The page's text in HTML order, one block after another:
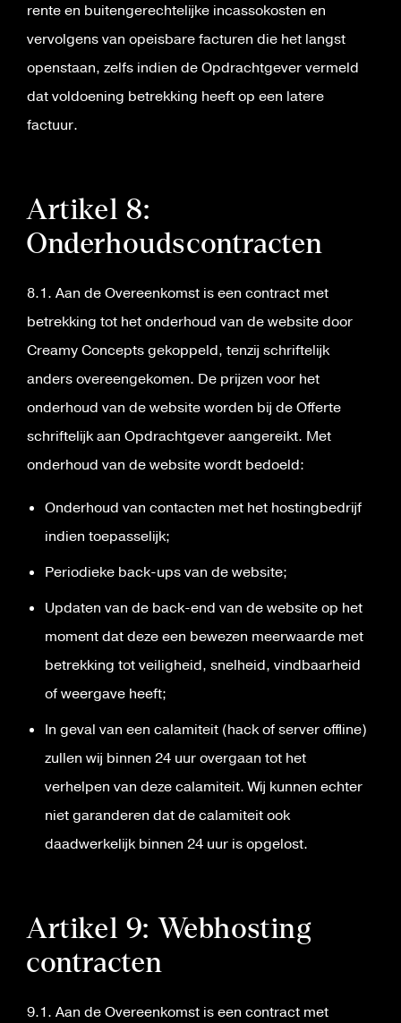
rente en buitengerechtelijke incassokosten en
vervolgens van opeisbare facturen die het langst
openstaan, zelfs indien de Opdrachtgever vermeld
dat voldoening betrekking heeft op een latere
factuur.
Artikel 8:
Onderhoudscontracten
8.1. Aan de Overeenkomst is een contract met
betrekking tot het onderhoud van de website door
Creamy Concepts gekoppeld, tenzij schriftelijk
anders overeengekomen. De prijzen voor het
onderhoud van de website worden bij de Offerte
schriftelijk aan Opdrachtgever aangereikt. Met
onderhoud van de website wordt bedoeld:
Onderhoud van contacten met het hostingbedrijf
indien toepasselijk;
Periodieke back-ups van de website;
Updaten van de back-end van de website op het
moment dat deze een bewezen meerwaarde met
betrekking tot veiligheid, snelheid, vindbaarheid
of weergave heeft;
In geval van een calamiteit (hack of server offline)
zullen wij binnen 24 uur overgaan tot het
verhelpen van deze calamiteit. Wij kunnen echter
niet garanderen dat de calamiteit ook
daadwerkelijk binnen 24 uur is opgelost.
Artikel 9: Webhosting
contracten
9.1. Aan de Overeenkomst is een contract met